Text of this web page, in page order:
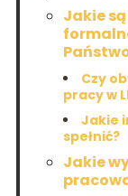
Jakie
Czy
pracy w
Jakie
spełnić?
Jakie